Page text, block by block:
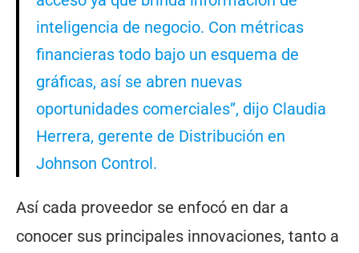
inteligencia de negocio. Con métricas
financieras todo bajo un esquema de
gráficas, así se abren nuevas
oportunidades comerciales”, dijo Claudia
Herrera, gerente de Distribución en
Johnson Control.
Así cada proveedor se enfocó en dar a
conocer sus principales innovaciones, tanto a